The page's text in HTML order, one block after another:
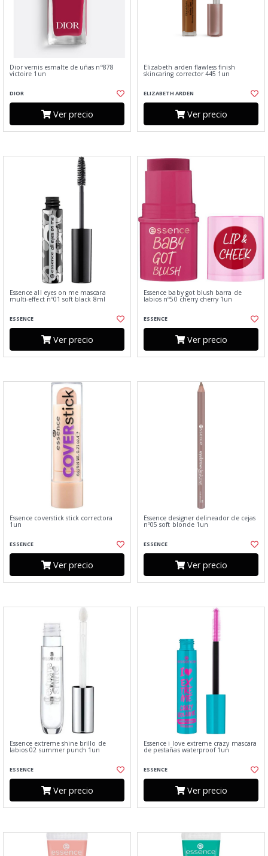
Dior vernis esmalte de uñas nº878
victoire 1un
DIOR
Ver precio
Elizabeth arden flawless finish
skincaring corrector 445 1un
ELIZABETH ARDEN
Ver precio
Essence all eyes on me mascara
multi-effect nº01 soft black 8ml
ESSENCE
Ver precio
Essence baby got blush barra de
labios nº50 cherry cherry 1un
ESSENCE
Ver precio
Essence coverstick stick correctora
1un
ESSENCE
Ver precio
Essence designer delineador de cejas
nº05 soft blonde 1un
ESSENCE
Ver precio
Essence extreme shine brillo de
labios 02 summer punch 1un
ESSENCE
Ver precio
Essence i love extreme crazy mascara
de pestañas waterproof 1un
ESSENCE
Ver precio